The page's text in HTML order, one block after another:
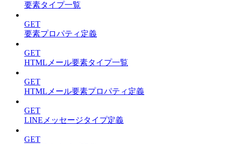
要素タイプ一覧
GET
要素プロパティ定義
GET
HTMLメール要素タイプ一覧
GET
HTMLメール要素プロパティ定義
GET
LINEメッセージタイプ定義
GET